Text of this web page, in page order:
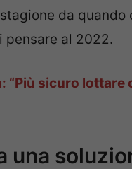
da quando
pensare al 2022.
“Più sicuro lottare
una